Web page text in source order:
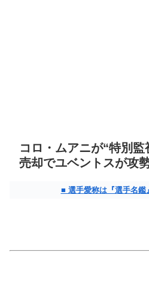
コロ・ムアニが“特別
売却でユベントスが攻
■ 選手愛称は『選手名鑑